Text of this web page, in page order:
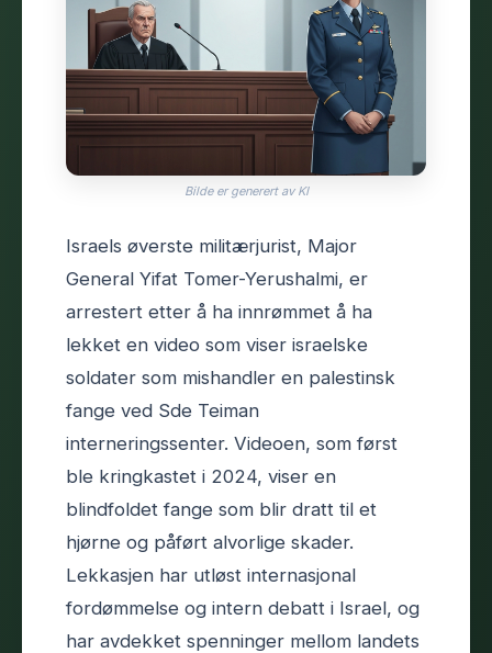
Bilde er generert av KI
Israels øverste militærjurist, Major
General Yifat Tomer-Yerushalmi, er
arrestert etter å ha innrømmet å ha
lekket en video som viser israelske
soldater som mishandler en palestinsk
fange ved Sde Teiman
interneringssenter. Videoen, som først
ble kringkastet i 2024, viser en
blindfoldet fange som blir dratt til et
hjørne og påført alvorlige skader.
Lekkasjen har utløst internasjonal
fordømmelse og intern debatt i Israel, og
har avdekket spenninger mellom landets